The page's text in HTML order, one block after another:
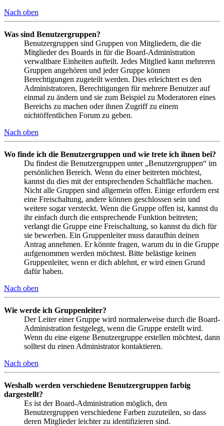
Nach oben
Was sind Benutzergruppen?
Benutzergruppen sind Gruppen von Mitgliedern, die die
Mitglieder des Boards in für die Board-Administration
verwaltbare Einheiten aufteilt. Jedes Mitglied kann mehreren
Gruppen angehören und jeder Gruppe können
Berechtigungen zugeteilt werden. Dies erleichtert es den
Administratoren, Berechtigungen für mehrere Benutzer auf
einmal zu ändern und sie zum Beispiel zu Moderatoren eines
Bereichs zu machen oder ihnen Zugriff zu einem
nichtöffentlichen Forum zu geben.
Nach oben
Wo finde ich die Benutzergruppen und wie trete ich ihnen bei?
Du findest die Benutzergruppen unter „Benutzergruppen“ im
persönlichen Bereich. Wenn du einer beitreten möchtest,
kannst du dies mit der entsprechenden Schaltfläche machen.
Nicht alle Gruppen sind allgemein offen. Einige erfordern erst
eine Freischaltung, andere können geschlossen sein und
weitere sogar versteckt. Wenn die Gruppe offen ist, kannst du
ihr einfach durch die entsprechende Funktion beitreten;
verlangt die Gruppe eine Freischaltung, so kannst du dich für
sie bewerben. Ein Gruppenleiter muss daraufhin deinen
Antrag annehmen. Er könnte fragen, warum du in die Gruppe
aufgenommen werden möchtest. Bitte belästige keinen
Gruppenleiter, wenn er dich ablehnt, er wird einen Grund
dafür haben.
Nach oben
Wie werde ich Gruppenleiter?
Der Leiter einer Gruppe wird normalerweise durch die Board-
Administration festgelegt, wenn die Gruppe erstellt wird.
Wenn du eine eigene Benutzergruppe erstellen möchtest, dann
solltest du einen Administrator kontaktieren.
Nach oben
Weshalb werden verschiedene Benutzergruppen farbig
dargestellt?
Es ist der Board-Administration möglich, den
Benutzergruppen verschiedene Farben zuzuteilen, so dass
deren Mitglieder leichter zu identifizieren sind.